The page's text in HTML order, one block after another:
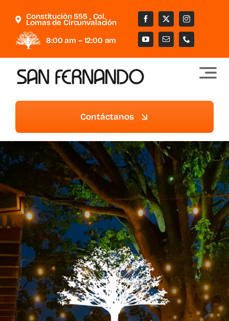
contenido
Constitución 555 , Col.
Lomas de Circunvalación
8:00 am – 12:00 am
Contáctanos